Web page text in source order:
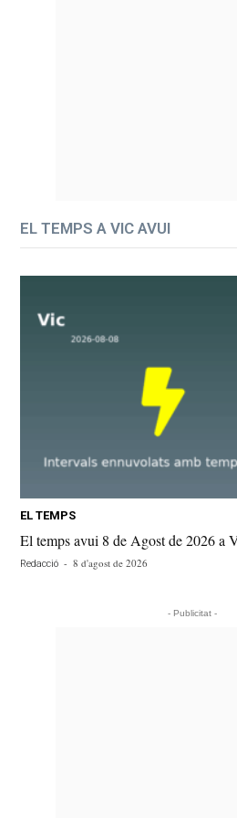
EL TEMPS A VIC AVUI
EL TEMPS
El temps avui 8 de Agost de 2026 a
Redacció - 8 d'agost de 2026
- Publicitat -